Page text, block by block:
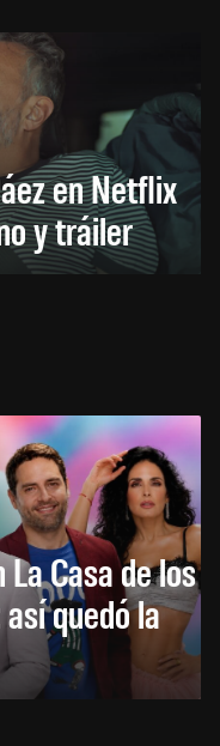
en Netflix
y tráiler
Casa de los
quedó la